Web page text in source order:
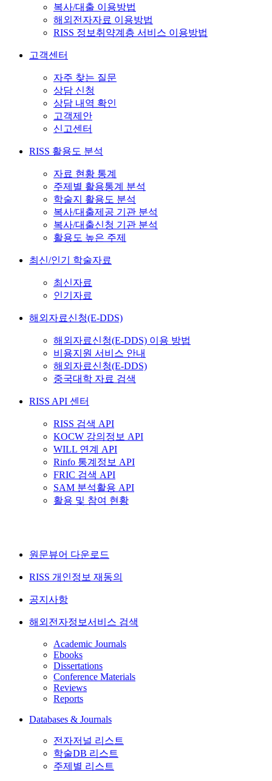
복사/대출 이용방법
해외전자자료 이용방법
RISS 정보취약계층 서비스 이용방법
고객센터
자주 찾는 질문
상담 신청
상담 내역 확인
고객제안
신고센터
RISS 활용도 분석
자료 현황 통계
주제별 활용통계 분석
학술지 활용도 분석
복사/대출제공 기관 분석
복사/대출신청 기관 분석
활용도 높은 주제
최신/인기 학술자료
최신자료
인기자료
해외자료신청(E-DDS)
해외자료신청(E-DDS) 이용 방법
비용지원 서비스 안내
해외자료신청(E-DDS)
중국대학 자료 검색
RISS API 센터
RISS 검색 API
KOCW 강의정보 API
WILL 연계 API
Rinfo 통계정보 API
FRIC 검색 API
SAM 분석활용 API
활용 및 참여 현황
원문뷰어 다운로드
RISS 개인정보 재동의
공지사항
해외전자정보서비스 검색
Academic Journals
Ebooks
Dissertations
Conference Materials
Reviews
Reports
Databases & Journals
전자저널 리스트
학술DB 리스트
주제별 리스트